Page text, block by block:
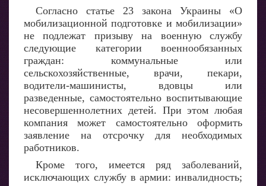
Согласно статье 23 закона Украины «О
мобилизационной подготовке и мобилизации»
не подлежат призыву на военную службу
следующие категории военнообязанных
граждан: коммунальные или
сельскохозяйственные, врачи, пекари,
водители-машинисты, вдовцы или
разведенные, самостоятельно воспитывающие
несовершеннолетних детей. При этом любая
компания может самостоятельно оформить
заявление на отсрочку для необходимых
работников.
Кроме того, имеется ряд заболеваний,
исключающих службу в армии: инвалидность;